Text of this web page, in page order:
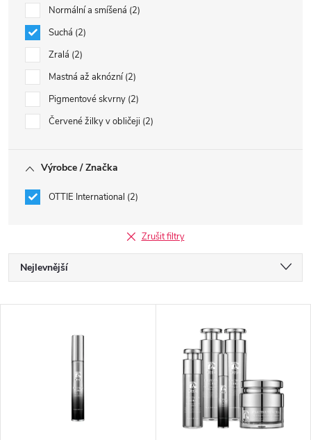
Normální a smíšená 2
Suchá 2
Zralá 2
Mastná až aknózní 2
Pigmentové skvrny 2
Červené žilky v obličeji 2
Výrobce / Značka
OTTIE International 2
Zrušit filtry
Ř
a
Nejlevnější